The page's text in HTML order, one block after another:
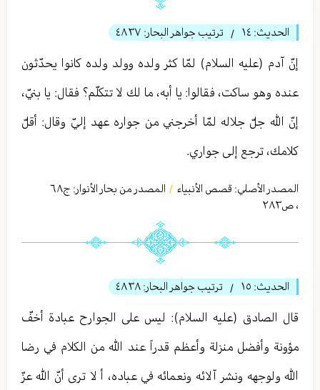
الحديث: ١٤ / ترتيب جواهر البحار: ٤٨٣٧
إنّ آدم (عليه السلام) لمّا كثر ولده وولد ولده كانوا يحدّثون
عنده وهو ساكت، فقالوا: يا أبه، ما لك لا تتكلّم؟ فقال: يا بنيّ،
إنّ الله جلّ جلاله لمّا أخرجني من جواره عهد إليّ وقال: أقلّ
كلامك، ترجع إلى جواري.
المصدر الأصلي: قصص الأنبياء / المصدر من بحار الأنوار: ج٦٨
، ص٢٨٣
الحديث: ١٥ / ترتيب جواهر البحار: ٤٨٣٨
قال الصادق (عليه السلام): ليس على الجوارح عبادة أخفّ
مؤونة وأفضل منزلة وأعظم قدراً عند الله من الكلام في رضا
الله ولوجهه ونشر آلائه ونعمائه في عباده، أ لا ترى أنّ الله عزّ